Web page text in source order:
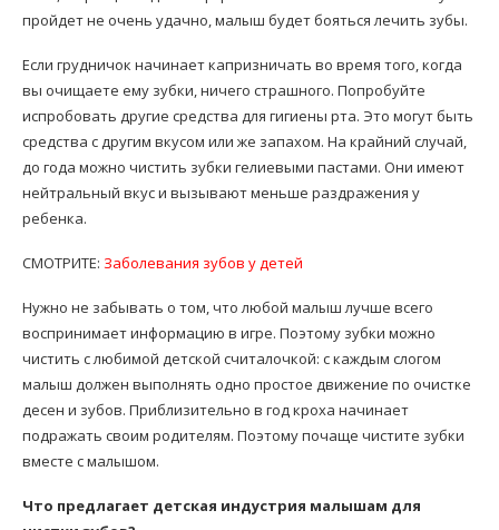
пройдет не очень удачно, малыш будет бояться лечить зубы.
Если грудничок начинает капризничать во время того, когда
вы очищаете ему зубки, ничего страшного. Попробуйте
испробовать другие средства для гигиены рта. Это могут быть
средства с другим вкусом или же запахом. На крайний случай,
до года можно чистить зубки гелиевыми пастами. Они имеют
нейтральный вкус и вызывают меньше раздражения у
ребенка.
СМОТРИТЕ: Заболевания зубов у детей
Нужно не забывать о том, что любой малыш лучше всего
воспринимает информацию в игре. Поэтому зубки можно
чистить с любимой детской считалочкой: с каждым слогом
малыш должен выполнять одно простое движение по очистке
десен и зубов. Приблизительно в год кроха начинает
подражать своим родителям. Поэтому почаще чистите зубки
вместе с малышом.
Что предлагает детская индустрия малышам для